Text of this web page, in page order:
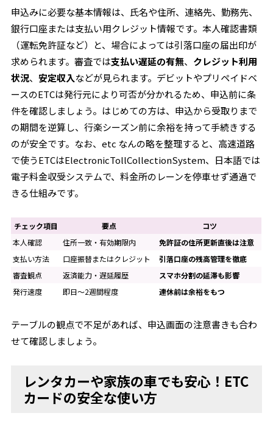
申込みに必要な基本情報は、氏名や住所、連絡先、勤務先、
銀行口座または支払い用クレジット情報です。本人確認書類
（運転免許証など）と、場合によっては引落口座の届出印が
求められます。審査では支払い遅延の有無、 クレジット利用
状況、安定収入などが見られます。デビットやプリペイドベ
ースのETCは発行元により可否が分かれるため、申込前に条
件を確認しましょう。はじめての方は、申込から受取りまで
の期間を逆算し、行楽シーズン前に余裕を持って手続きする
のが安全です。なお、etc なんの略を整理すると、高速道路
で使うETCはElectronicTollCollectionSystem、日本語では
電子料金収受システムで、料金所のレーンを停車せず通過で
きる仕組みです。
チェック項目 要点
コツ
本人確認
住所一致・有効期限内
免許証の住所更新直後は注意
支払い方法
口座振替またはクレジット
引落口座の残高管理を徹底
審査観点
返済能力・遅延履歴
スマホ分割の延滞も影響
発行速度
即日〜2週間程度 連休前は余裕をもつ
テーブルの観点で不足があれば、申込画面の注意書きも合わ
せて確認しましょう。
レンタカーや家族の車でも安心！ETC
カードの安全な使い方